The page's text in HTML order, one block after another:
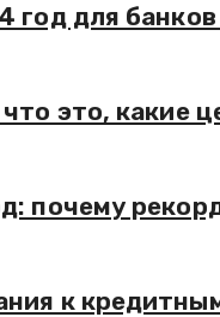
год для
это, какие
почему
к